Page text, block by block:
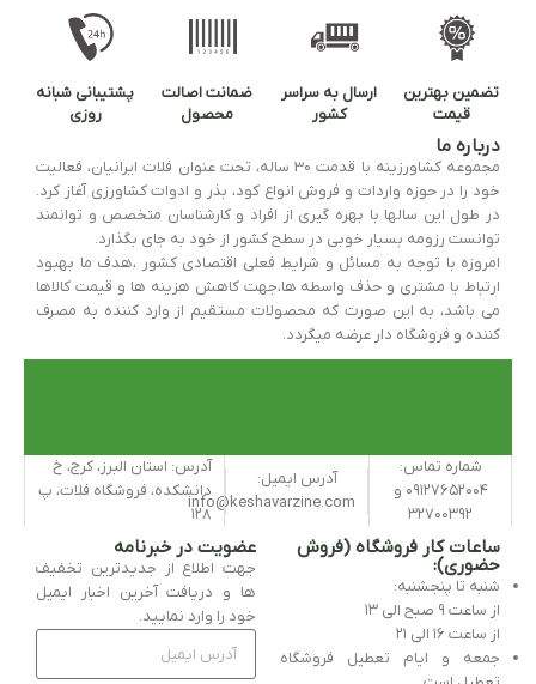
تضمین بهترین
قیمت
ارسال به سراسر
کشور
ضمانت اصالت
محصول
پشتیبانی شبانه
روزی
درباره ما
مجموعه کشاورزینه با قدمت 30 ساله، تحت عنوان فلات ایرانیان، فعالیت
خود را در حوزه واردات و فروش انواع کود، بذر و ادوات کشاورزی آغاز کرد.
در طول این سالها با بهره گیری از افراد و کارشناسان متخصص و توانمند
توانست رزومه بسیار خوبی در سطح کشور از خود به جای بگذارد.
امروزه با توجه به مسائل و شرایط فعلی اقتصادی کشور ،هدف ما بهبود
ارتباط با مشتری و حذف واسطه ها،جهت کاهش هزینه ها و قیمت کالاها
می باشد، به این صورت که محصولات مستقیم از وارد کننده به مصرف
کننده و فروشگاه دار عرضه میگردد.
شماره تماس:
۰۹۱۲۷۶۵۲۰۰۴ و
۳۲۷۰۰۳۹۲
آدرس ایمیل:
info@keshavarzine.com
آدرس: استان البرز، کرج، خ
دانشکده، فروشگاه فلات، پ
۱۲۸
ساعات کار فروشگاه (فروش
حضوری):
شنبه تا پنجشنبه:
از ساعت ۹ صبح الی ۱۳
از ساعت ۱۶ الی ۲۱
جمعه و ایام تعطیل فروشگاه
عضویت در خبرنامه
جهت اطلاع از جدیدترین تخفیف
ها و دریافت آخرین اخبار ایمیل
خود را وارد نمایید.